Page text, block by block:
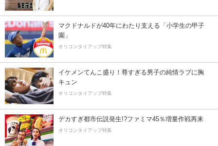
マクドナルドが40年にわたり支える「小学生の甲子
園」
オリコンタイアップ特集
イケメンてんこ盛り！尊すぎる男子の純情ラブに胸
キュン
オリコンタイアップ特集
デカすぎ都市伝説発生!?ファミマ45％増量作戦再来
オリコンタイアップ特集